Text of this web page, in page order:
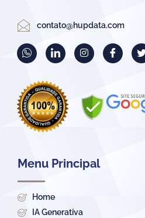
contato@hupdata.com
Menu Principal
Home
IA Generativa